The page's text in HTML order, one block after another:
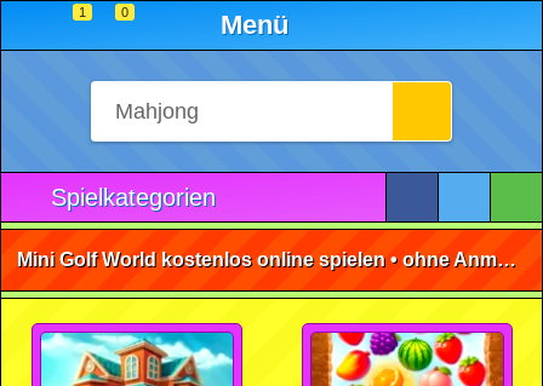
1 0 Menü
Spielkategorien
Mini Golf World kostenlos online spielen • ohne Anmeldung 🕹️